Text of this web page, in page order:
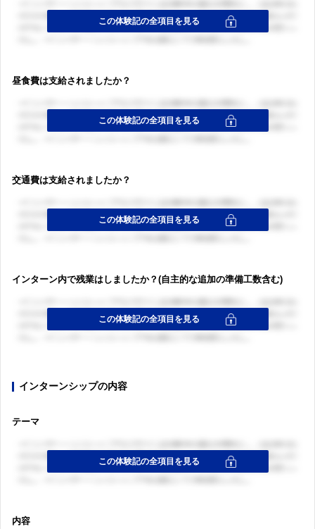
昼食費は支給されましたか？
交通費は支給されましたか？
インターン内で残業はしましたか？(自主的な追加の準備工数含む)
インターンシップの内容
テーマ
内容